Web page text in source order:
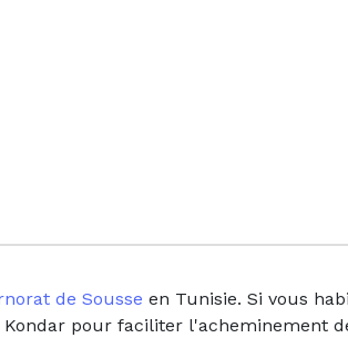
de Sousse en Tunisie. Si vous
pour faciliter l'acheminement